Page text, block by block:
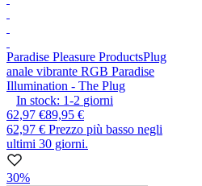
Paradise Pleasure ProductsPlug
anale vibrante RGB Paradise
Illumination - The Plug
In stock: 1-2 giorni
62,97 €89,95 €
62,97 € Prezzo più basso negli
ultimi 30 giorni.
30%